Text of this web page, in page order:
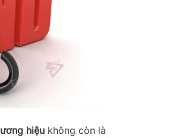
hiệu không còn là